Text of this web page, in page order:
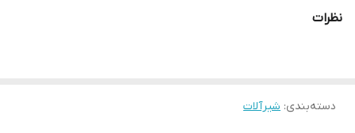
نظرات
دسته‌بندی: شیرآلات